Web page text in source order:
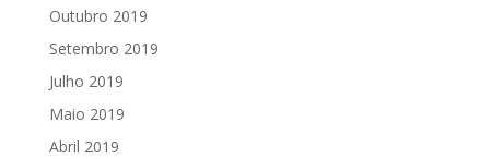
Outubro 2019
Setembro 2019
Julho 2019
Maio 2019
Abril 2019